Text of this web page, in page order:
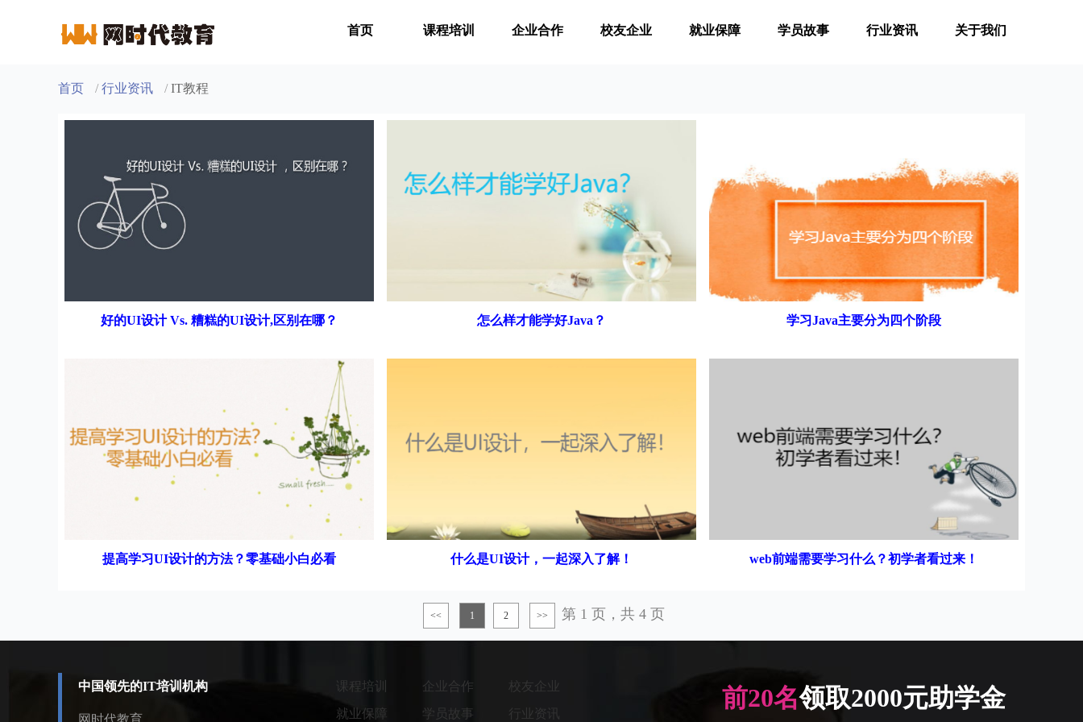
首页 课程培训 企业合作 校友企业 就业保障 学员故事 行业资讯 关于我们
首页 /行业资讯 /IT教程
好的UI设计 Vs. 糟糕的UI设计,区别在哪？ 怎么样才能学好Java？ 学习Java主要分为四个阶段
提高学习UI设计的方法？零基础小白必看 什么是UI设计，一起深入了解！ web前端需要学习什么？初学者看过来！
<< 1 2 >> 第 1 页，共 4 页
中国领先的IT培训机构
网时代教育
课程培训 企业合作
校友企业
就业保障
学员故事 行业资讯
前20名领取2000元助学金